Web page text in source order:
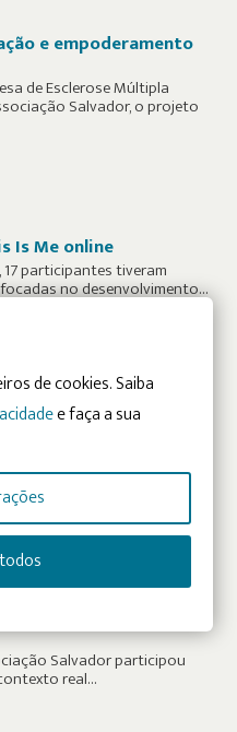
e empoderamento
de Esclerose Múltipla
Salvador, o projeto
Is Me online
participantes tiveram
no desenvolvimento…
com a Via
que as melhores parcerias
na partilha de…
do Rossio
Salvador participou
real…
de cookies. Saiba
e faça a sua